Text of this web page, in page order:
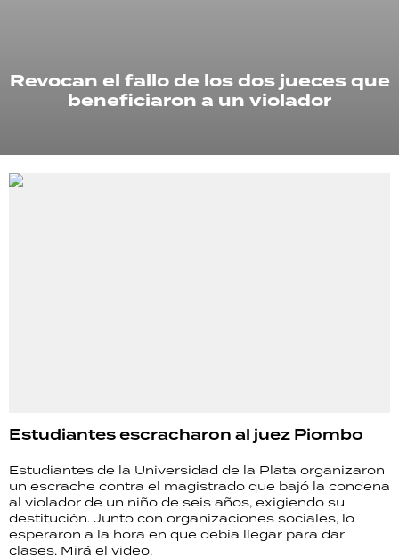
Revocan el fallo de los dos jueces que
beneficiaron a un violador
Estudiantes escracharon al juez Piombo
Estudiantes de la Universidad de la Plata organizaron
un escrache contra el magistrado que bajó la condena
al violador de un niño de seis años, exigiendo su
destitución. Junto con organizaciones sociales, lo
esperaron a la hora en que debía llegar para dar
clases. Mirá el video.
PALABRAS